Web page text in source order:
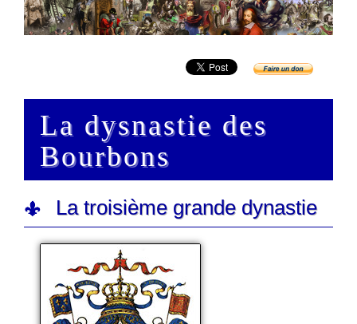
La dysnastie des
Bourbons
La troisième grande dynastie